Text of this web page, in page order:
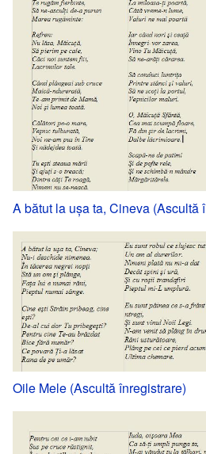
A bătut la uşa ta, Cineva (Ascultă
Oile Mele (Ascultă înregistrare)